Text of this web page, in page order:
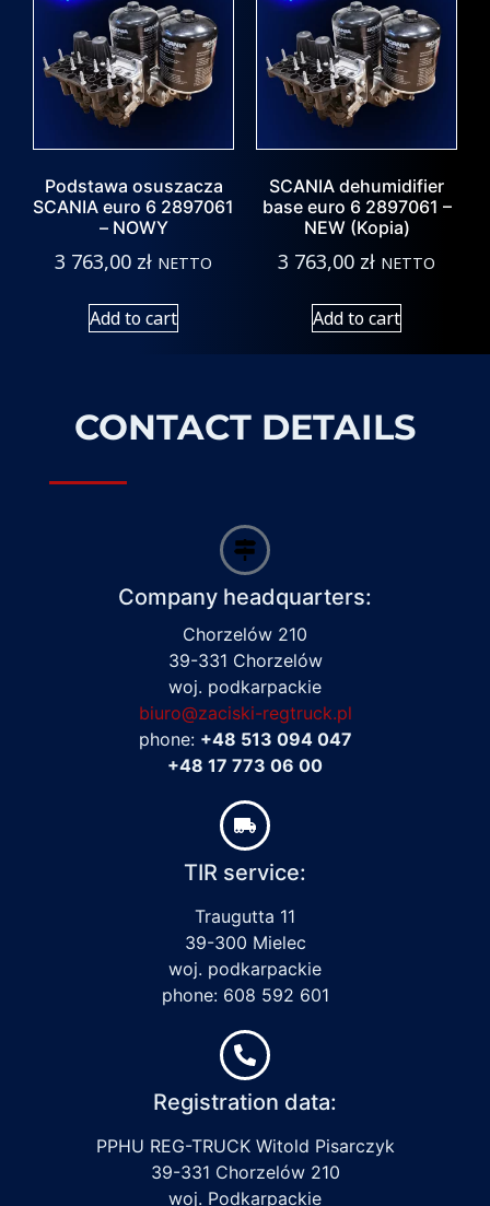
Podstawa osuszacza
SCANIA euro 6 2897061
– NOWY
3 763,00 zł NETTO
Add to cart
SCANIA dehumidifier
base euro 6 2897061 –
NEW (Kopia)
3 763,00 zł NETTO
Add to cart
CONTACT DETAILS
Company headquarters:
Chorzelów 210
39-331 Chorzelów
woj. podkarpackie
biuro@zaciski-regtruck.pl
phone: +48 513 094 047
+48 17 773 06 00
TIR service:
Traugutta 11
39-300 Mielec
woj. podkarpackie
phone: 608 592 601
Registration data:
PPHU REG-TRUCK Witold Pisarczyk
39-331 Chorzelów 210
woj. Podkarpackie